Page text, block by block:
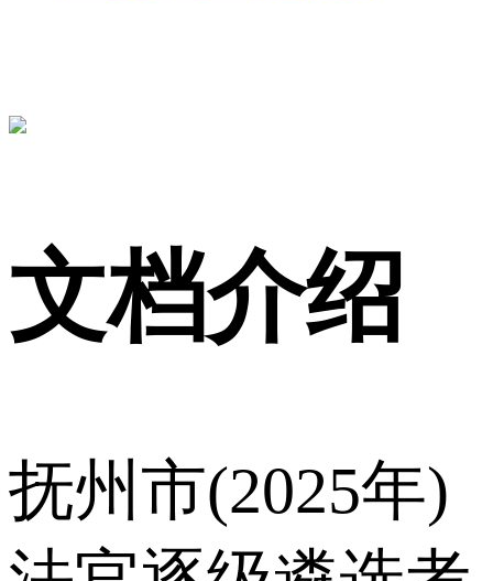
文档介绍
抚州市(2025年)